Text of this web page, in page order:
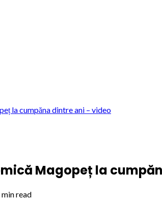
la cumpăna dintre ani – video
Magopeț la
min read